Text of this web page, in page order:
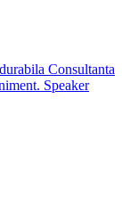
Consultanta
Speaker